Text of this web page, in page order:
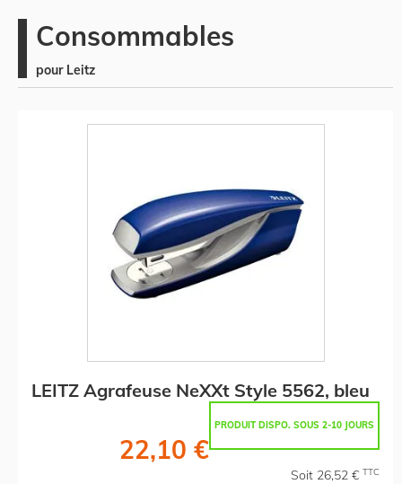
Consommables
pour Leitz
LEITZ Agrafeuse NeXXt Style 5562, bleu
PRODUIT DISPO. SOUS 2-10 JOURS
22,10 €
Soit 26,52 € TTC